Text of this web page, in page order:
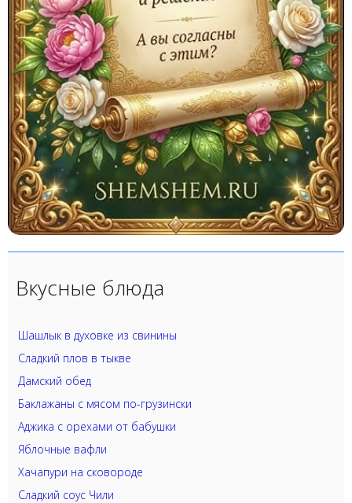
Вкусные блюда
Шашлык в духовке из свинины
Сладкий плов в тыкве
Дамский обед
Баклажаны с мясом по-грузински
Аджика с орехами от бабушки
Яблочные вафли
Хачапури на сковороде
Сладкий соус Чили